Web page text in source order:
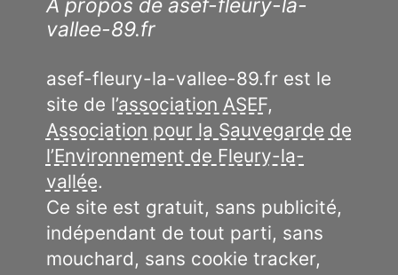
À propos de asef-fleury-la-
vallee-89.fr
asef-fleury-la-vallee-89.fr est le
site de l’association ASEF,
Association pour la Sauvegarde de
l’Environnement de Fleury-la-
vallée.
Ce site est gratuit, sans publicité,
indépendant de tout parti, sans
mouchard, sans cookie tracker,